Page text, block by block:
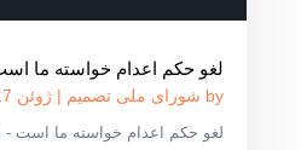
لغو حکم اعدام خواسته ما
by شورای ملی تصمیم | ژوئن 17, 2026
لغو حکم اعدام خواسته ما است